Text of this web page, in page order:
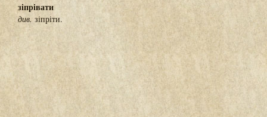
зіпрівати
див. зіпріти.